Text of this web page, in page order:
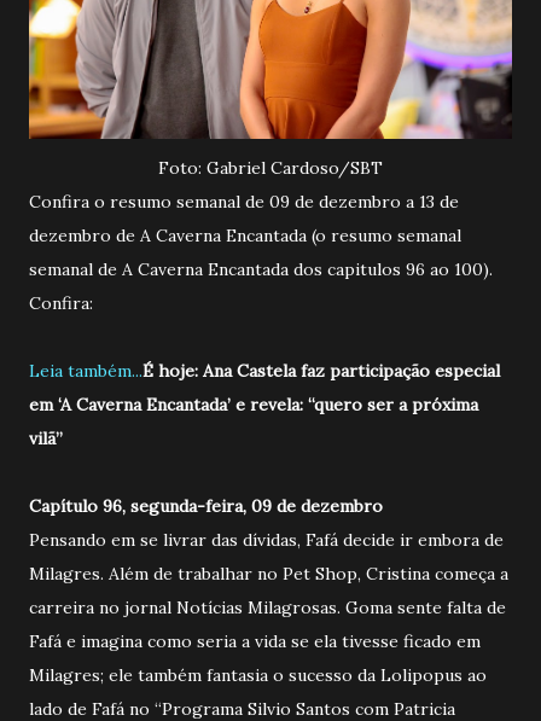
Foto: Gabriel Cardoso/SBT
Confira o resumo semanal de 09 de dezembro a 13 de
dezembro de A Caverna Encantada (o resumo semanal
semanal de A Caverna Encantada dos capitulos 96 ao 100).
Confira:
Leia também...É hoje: Ana Castela faz participação especial
em ‘A Caverna Encantada’ e revela: “quero ser a próxima
vilã”
Capítulo 96, segunda-feira, 09 de dezembro
Pensando em se livrar das dívidas, Fafá decide ir embora de
Milagres. Além de trabalhar no Pet Shop, Cristina começa a
carreira no jornal Notícias Milagrosas. Goma sente falta de
Fafá e imagina como seria a vida se ela tivesse ficado em
Milagres; ele também fantasia o sucesso da Lolipopus ao
lado de Fafá no “Programa Silvio Santos com Patricia